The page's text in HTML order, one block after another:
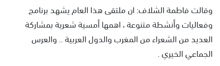
وقالت فاطمة الشلاف: ان ملتقى هذا العام يشهد برنامج
وفعاليات وأنشطة متنوعة ، اهمها أمسية شعرية بمشاركة
العديد من الشعراء من المغرب والدول العربية .. والعرس
الجماعي الخيري .